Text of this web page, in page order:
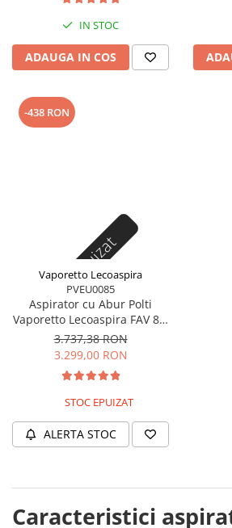
IN STOC
ADAUGA IN COS
Stoc epuizat
-438 RON
Vaporetto Lecoaspira
PVEU0085
Aspirator cu Abur Polti
Vaporetto Lecoaspira FAV 80,
2450 W, Cu Functie de Spalare
/Uscare si Filtrare prin Apa,
Alb/Verde
3.737,38 RON
3.299,00 RON
STOC EPUIZAT
ALERTA STOC
Caracteristici